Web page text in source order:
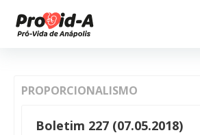
PROPORCIONALISMO
Boletim 227 (07.05.2018)